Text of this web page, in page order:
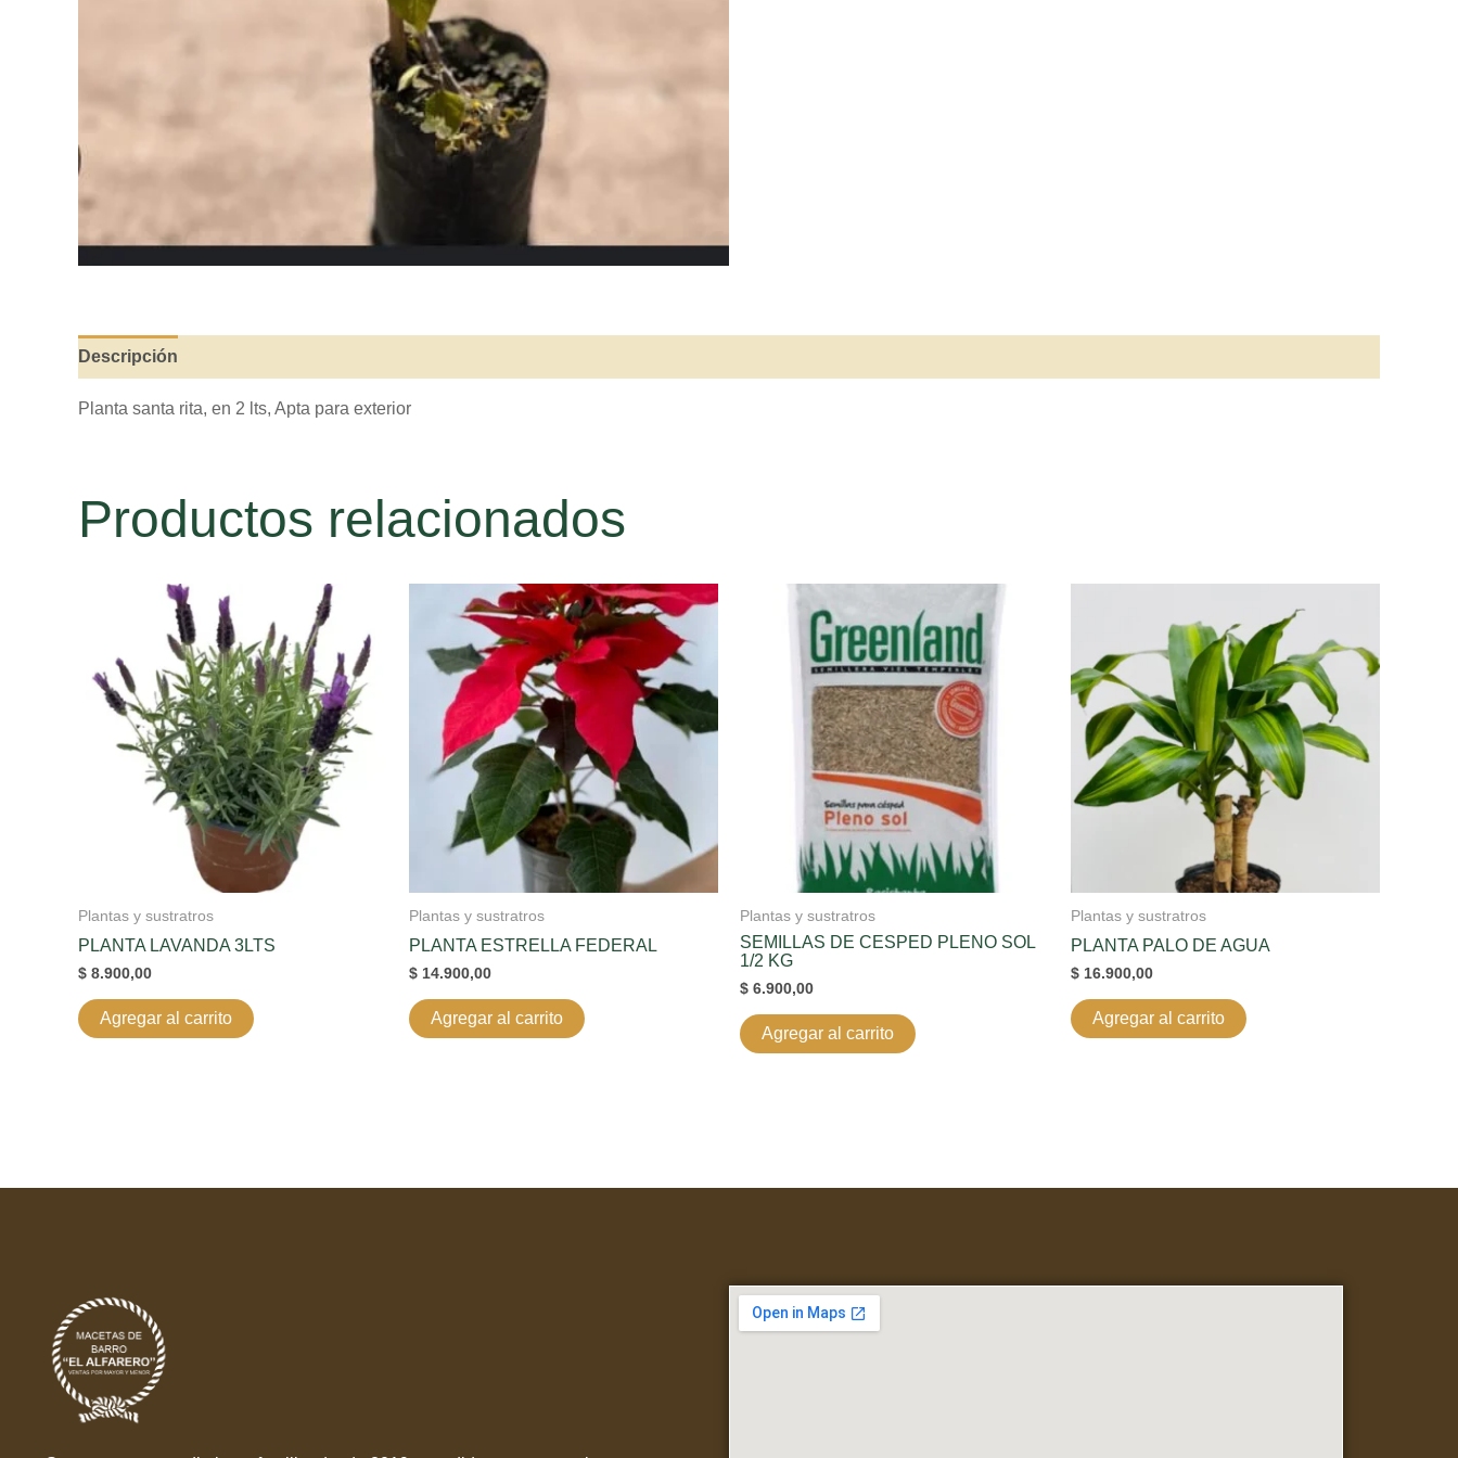
Descripción
Planta santa rita, en 2 lts, Apta para exterior
Productos relacionados
Plantas y sustratros
PLANTA LAVANDA 3LTS
$ 8.900,00
Agregar al carrito
Plantas y sustratros
PLANTA ESTRELLA FEDERAL
$ 14.900,00
Agregar al carrito
Plantas y sustratros
SEMILLAS DE CESPED PLENO SOL
1/2 KG
$ 6.900,00
Agregar al carrito
Plantas y sustratros
PLANTA PALO DE AGUA
$ 16.900,00
Agregar al carrito